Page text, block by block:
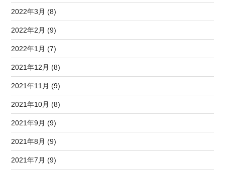
2022年3月 (8)
2022年2月 (9)
2022年1月 (7)
2021年12月 (8)
2021年11月 (9)
2021年10月 (8)
2021年9月 (9)
2021年8月 (9)
2021年7月 (9)